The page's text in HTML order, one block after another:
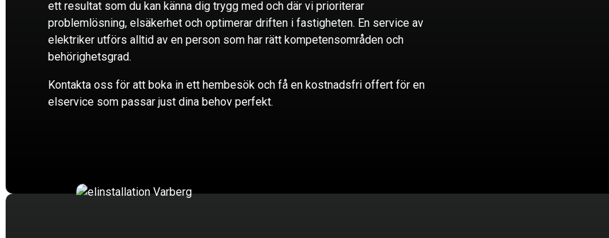
ett resultat som du kan känna dig trygg med och där vi prioriterar
problemlösning, elsäkerhet och optimerar driften i fastigheten. En service av
elektriker utförs alltid av en person som har rätt kompetensområden och
behörighetsgrad.
Kontakta oss för att boka in ett hembesök och få en kostnadsfri offert för en
elservice som passar just dina behov perfekt.